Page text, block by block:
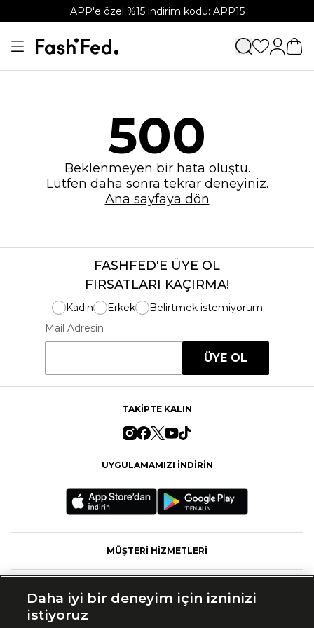
APP'e özel %15 indirim kodu: APP15
500
Beklenmeyen bir hata oluştu.
Lütfen daha sonra tekrar deneyiniz.
Ana sayfaya dön
FASHFED'E ÜYE OL
FIRSATLARI KAÇIRMA!
Kadın Erkek
Belirtmek istemiyorum
Mail Adresin
ÜYE OL
TAKİPTE KALIN
UYGULAMAMIZI İNDİRİN
MÜŞTERİ HİZMETLERİ
Daha iyi bir deneyim için izninizi
istiyoruz